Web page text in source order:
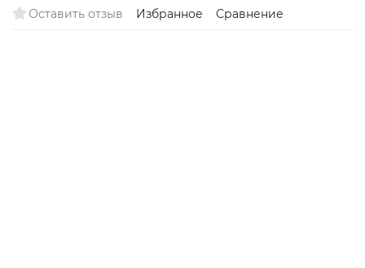
Оставить отзыв Избранное Сравнение